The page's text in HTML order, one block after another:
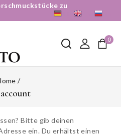
zu
0
/
Bitte gib deinen
ein. Du erhältst einen